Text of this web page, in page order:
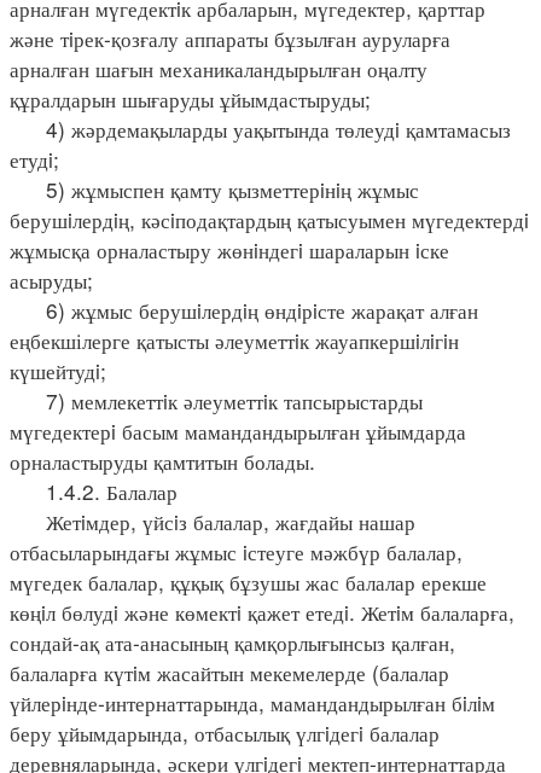
арналған мүгедектiк арбаларын, мүгедектер, қарттар
және тiрек-қозғалу аппараты бұзылған ауруларға
арналған шағын механикаландырылған оңалту
құралдарын шығаруды ұйымдастыруды;
4) жәрдемақыларды уақытында төлеудi қамтамасыз
етудi;
5) жұмыспен қамту қызметтерiнiң жұмыс
берушiлердiң, кәсiподақтардың қатысуымен мүгедектердi
жұмысқа орналастыру жөнiндегi шараларын iске
асыруды;
6) жұмыс берушiлердiң өндiрiсте жарақат алған
еңбекшілерге қатысты әлеуметтiк жауапкершiлiгiн
күшейтудi;
7) мемлекеттiк әлеуметтiк тапсырыстарды
мүгедектерi басым мамандандырылған ұйымдарда
орналастыруды қамтитын болады.
1.4.2. Балалар
Жетiмдер, үйсiз балалар, жағдайы нашар
отбасыларындағы жұмыс iстеуге мәжбүр балалар,
мүгедек балалар, құқық бұзушы жас балалар ерекше
көңiл бөлудi және көмектi қажет етедi. Жетiм балаларға,
сондай-ақ ата-анасының қамқорлығынсыз қалған,
балаларға күтiм жасайтын мекемелерде (балалар
үйлерiнде-интернаттарында, мамандандырылған бiлiм
беру ұйымдарында, отбасылық үлгiдегi балалар
деревняларында, әскери үлгiдегi мектеп-интернаттарда